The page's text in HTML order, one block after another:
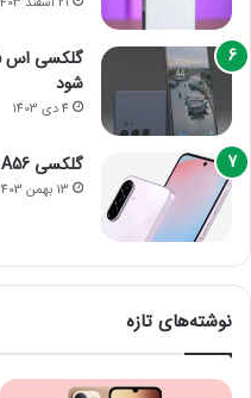
شود
4 دی 1403
گلکسی A56 تعمیر سخت تری نسبت به A55 دارد
13 بهمن 1403
نوشته‌های تازه